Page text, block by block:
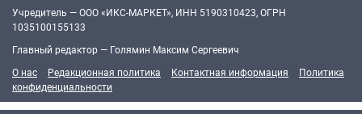
Учредитель — ООО «ИКС-МАРКЕТ», ИНН 5190310423, ОГРН
1035100155133
Главный редактор — Голямин Максим Сергеевич
О нас
Редакционная политика Контактная информация
Политика
конфиденциальности